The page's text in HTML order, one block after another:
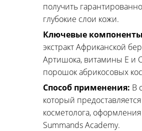
получить
глубокие слои кожи.
Ключевые
экстракт Африканской
Артишока, витамины Е и
порошок абрикосовых
Способ применения: В
который
косметолога,
Summands Academy.